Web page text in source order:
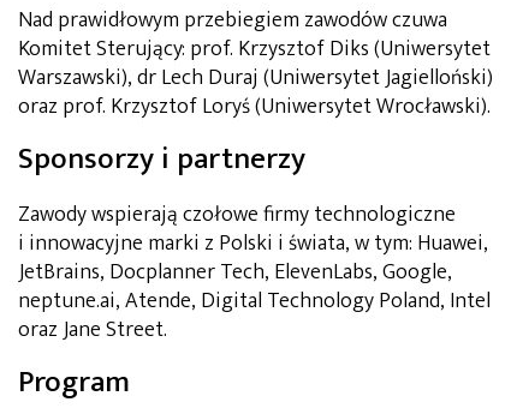
Nad prawidłowym przebiegiem zawodów czuwa
Komitet Sterujący: prof. Krzysztof Diks (Uniwersytet
Warszawski), dr Lech Duraj (Uniwersytet Jagielloński)
oraz prof. Krzysztof Loryś (Uniwersytet Wrocławski).
Sponsorzy i partnerzy
Zawody wspierają czołowe firmy technologiczne
i innowacyjne marki z Polski i świata, w tym: Huawei,
JetBrains, Docplanner Tech, ElevenLabs, Google,
neptune.ai, Atende, Digital Technology Poland, Intel
oraz Jane Street.
Program